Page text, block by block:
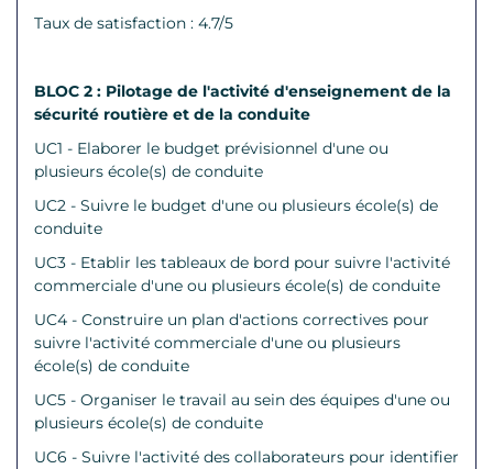
Taux de satisfaction : 4.7/5
BLOC 2 : Pilotage de l'activité d'enseignement de la
sécurité routière et de la conduite
UC1 - Elaborer le budget prévisionnel d'une ou
plusieurs école(s) de conduite
UC2 - Suivre le budget d'une ou plusieurs école(s) de
conduite
UC3 - Etablir les tableaux de bord pour suivre l'activité
commerciale d'une ou plusieurs école(s) de conduite
UC4 - Construire un plan d'actions correctives pour
suivre l'activité commerciale d'une ou plusieurs
école(s) de conduite
UC5 - Organiser le travail au sein des équipes d'une ou
plusieurs école(s) de conduite
UC6 - Suivre l'activité des collaborateurs pour identifier